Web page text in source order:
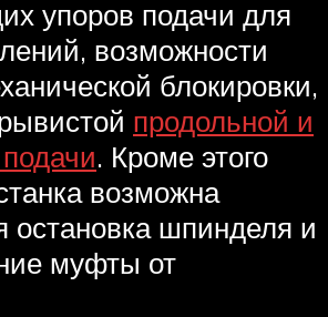
упоров подачи для
возможности
блокировки,
продольной и
. Кроме этого
возможна
остановка шпинделя и
муфты от